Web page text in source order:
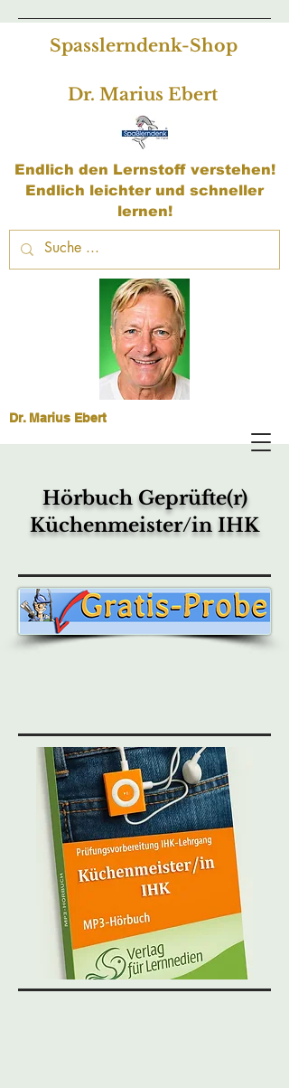
Spasslerndenk-Shop
Dr. Marius Ebert
Endlich den Lernstoff verstehen!
Endlich leichter und schneller
lernen!
Dr. Marius Ebert
Hörbuch Geprüfte(r)
Küchenmeister/in IHK